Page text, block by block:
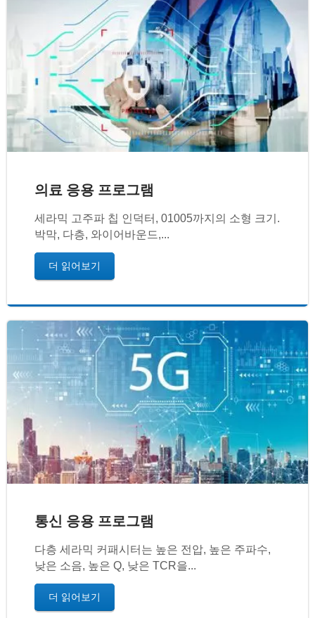
의료 응용 프로그램
세라믹 고주파 칩 인덕터, 01005까지의 소형 크기.
박막, 다층, 와이어바운드,...
더 읽어보기
통신 응용 프로그램
다층 세라믹 커패시터는 높은 전압, 높은 주파수,
낮은 소음, 높은 Q, 낮은 TCR을...
더 읽어보기